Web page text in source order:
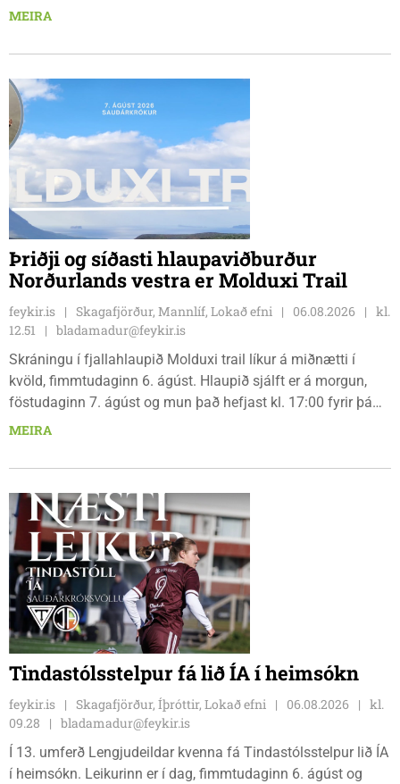
saman til að sýna hæfileika sína. Golfklúbbur Skagafjarðar
Dagbjörtu Sísí Einarsdóttur, sem er nýkrýndur klúbbmeistari
MEIRA
Þriðji og síðasti hlaupaviðburður
Norðurlands vestra er Molduxi Trail
feykir.is Skagafjörður, Mannlíf, Lokað efni 06.08.2026
kl.
12.51
bladamadur@feykir.is
Skráningu í fjallahlaupið Molduxi trail líkur á miðnætti í
kvöld, fimmtudaginn 6. ágúst. Hlaupið sjálft er á morgun,
föstudaginn 7. ágúst og mun það hefjast kl. 17:00 fyrir þá
keppendur sem ætla sér 20 km em kl. 18:00 fyrir 12 km
fjölbrautaskólans en þar er líka komið í mark þannig
styðja hlauparana áfram.
MEIRA
Tindastólsstelpur fá lið ÍA í heimsókn
feykir.is Skagafjörður, Íþróttir, Lokað efni 06.08.2026
kl.
09.28
bladamadur@feykir.is
Í 13. umferð Lengjudeildar kvenna fá Tindastólsstelpur lið ÍA
í heimsókn. Leikurinn er í dag, fimmtudaginn 6. ágúst og